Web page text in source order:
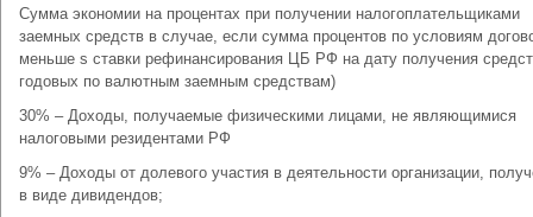
Сумма экономии на процентах при получении налогоплательщиками
заемных средств в случае, если сумма процентов по условиям
меньше ѕ ставки рефинансирования ЦБ РФ на дату получения
годовых по валютным заемным средствам)
30% – Доходы, получаемые физическими лицами, не являющимися
налоговыми резидентами РФ
9% – Доходы от долевого участия в деятельности организации,
в виде дивидендов;